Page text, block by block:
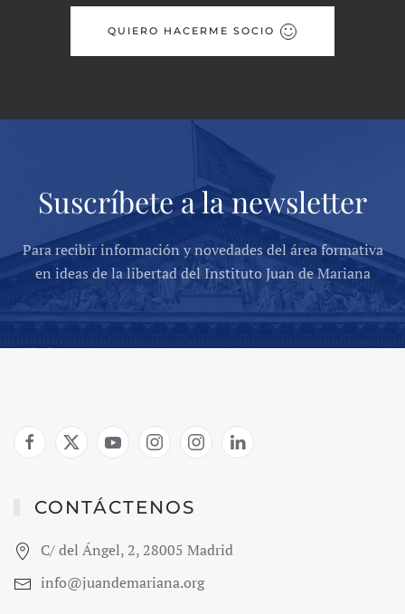
QUIERO HACERME SOCIO
Suscríbete a la newsletter
Para recibir información y novedades del área formativa
en ideas de la libertad del Instituto Juan de Mariana
CONTÁCTENOS
C/ del Ángel, 2, 28005 Madrid
info@juandemariana.org